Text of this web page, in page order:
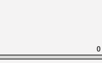
[LS] [PS5] Le WebKit
[GK] Oubliez Crazy Taxi,0